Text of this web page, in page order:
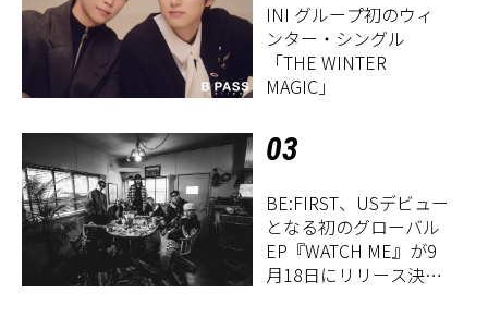
INI グループ初のウィ
ンター・シングル
「THE WINTER
MAGIC」
03
BE:FIRST、USデビュー
となる初のグローバル
EP『WATCH ME』が9
月18日にリリース決